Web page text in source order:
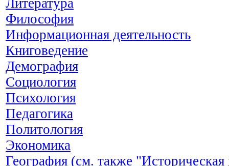
Философия
Информационная деятельность
Книговедение
Демография
Социология
Психология
Педагогика
Политология
Экономика
География (см. также "Историческая